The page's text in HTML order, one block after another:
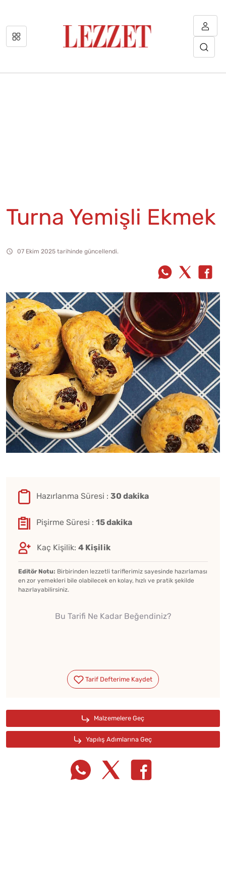
Turna Yemişli Ekmek
07 Ekim 2025 tarihinde güncellendi.
Hazırlanma Süresi : 30 dakika
Pişirme Süresi : 15 dakika
Kaç Kişilik: 4 Kişilik
Editör Notu: Birbirinden lezzetli tariflerimiz sayesinde hazırlaması
en zor yemekleri bile olabilecek en kolay, hızlı ve pratik şekilde
hazırlayabilirsiniz.
Bu Tarifi Ne Kadar Beğendiniz?